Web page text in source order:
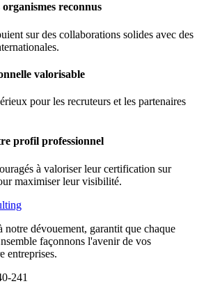
reconnus
sur des collaborations solides avec des
valorisable
pour les recruteurs et les partenaires
profil professionnel
à valoriser leur certification sur
maximiser leur visibilité.
notre dévouement, garantit que chaque
façonnons l'avenir de vos
entreprises.
241